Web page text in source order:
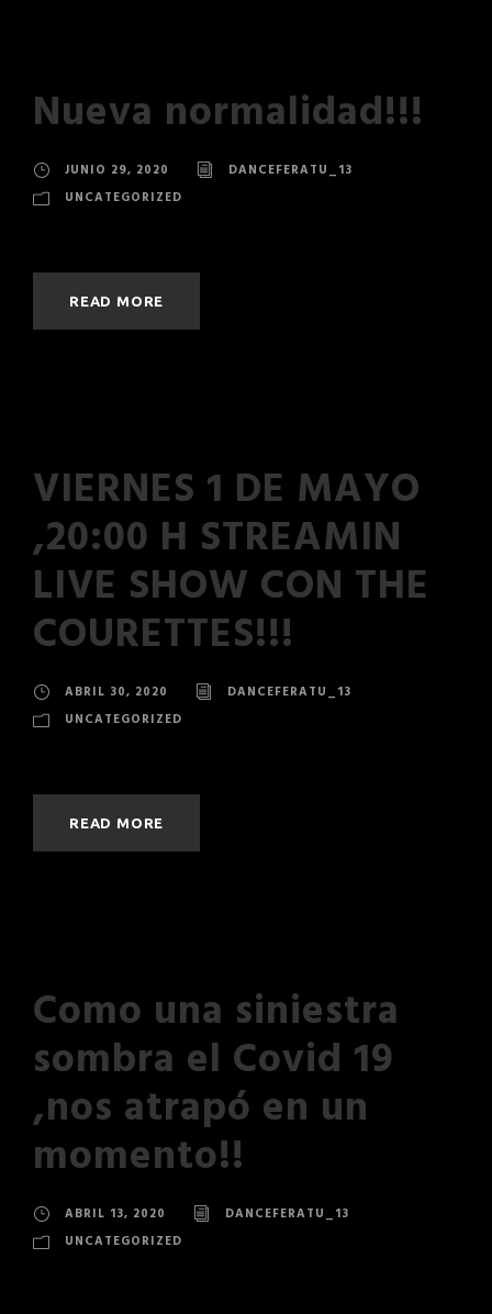
Nueva normalidad!!!
JUNIO 29, 2020
DANCEFERATU_13
UNCATEGORIZED
READ MORE
VIERNES 1 DE MAYO
,20:00 H STREAMIN
LIVE SHOW CON THE
COURETTES!!!
ABRIL 30, 2020
DANCEFERATU_13
UNCATEGORIZED
READ MORE
Como una siniestra
sombra el Covid 19
,nos atrapó en un
momento!!
ABRIL 13, 2020
DANCEFERATU_13
UNCATEGORIZED